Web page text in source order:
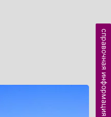
справочная информация